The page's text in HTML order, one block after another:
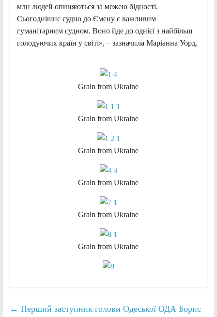
млн людей опиняються за межею бідності.
Сьогоднішнє судно до Ємену є важливим
гуманітарним судном. Воно йде до однієї з найбільш
голодуючих країн у світі», – зазначила Маріанна Уорд.
Grain from Ukraine
Grain from Ukraine
Grain from Ukraine
Grain from Ukraine
Grain from Ukraine
Grain from Ukraine
← Перший заступник голови Одеської ОДА Борис